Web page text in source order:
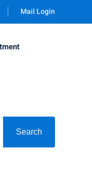
Mail Login
Search